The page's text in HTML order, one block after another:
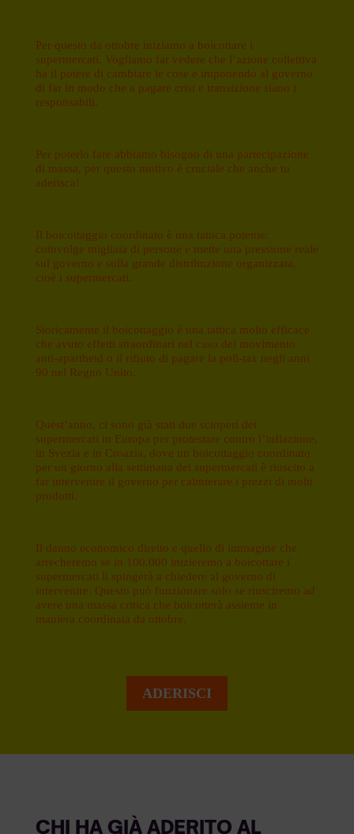
Per questo da ottobre iniziamo a boicottare i
supermercati. Vogliamo far vedere che l’azione collettiva
ha il potere di cambiare le cose e imponendo al governo
di far in modo che a pagare crisi e transizione siano i
responsabili.
Per poterlo fare abbiamo bisogno di una partecipazione
di massa, per questo motivo è cruciale che anche tu
aderisca!
Il boicottaggio coordinato è una tattica potente:
coinvolge migliaia di persone e mette una pressione reale
sul governo e sulla grande distribuzione organizzata,
cioè i supermercati.
Storicamente il boicottaggio è una tattica molto efficace
che avuto effetti straordinari nel caso del movimento
anti-apartheid o il rifiuto di pagare la poll-tax negli anni
90 nel Regno Unito.
Quest’anno, ci sono già stati due scioperi dei
supermercati in Europa per protestare contro l’inflazione,
in Svezia e in Croazia, dove un boicottaggio coordinato
per un giorno alla settimana dei supermercati è riuscito a
far intervenire il governo per calmierare i prezzi di molti
prodotti.
Il danno economico diretto e quello di immagine che
arrecheremo se in 100.000 inizieremo a boicottare i
supermercati li spingerà a chiedere al governo di
intervenire. Questo può funzionare solo se riusciremo ad
avere una massa critica che boicotterà assieme in
maniera coordinata da ottobre.
ADERISCI
CHI HA GIÀ ADERITO AL